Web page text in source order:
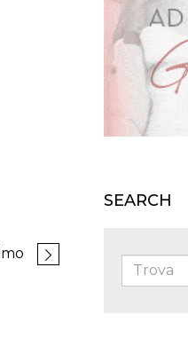
SEARCH
Trova: